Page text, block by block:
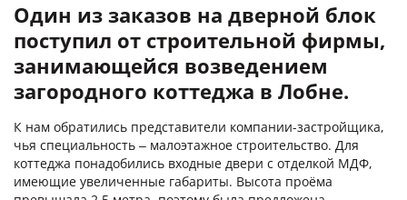
Парадные (33)
Для бани
(11)
Для веранды и террасы
(12)
На лестничную площадку (14)
Для офиса (52)
Для кафе, баров и ресторанов (39)
В магазин (32)
Один из заказов на дверной блок
поступил от строительной фирмы,
занимающейся возведением
загородного коттеджа в Лобне.
К нам обратились представители компании-застройщика,
чья специальность – малоэтажное строительство. Для
коттеджа понадобились входные двери с отделкой МДФ,
имеющие увеличенные габариты. Высота проёма